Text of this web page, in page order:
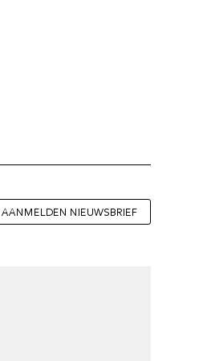
AANMELDEN NIEUWSBRIEF